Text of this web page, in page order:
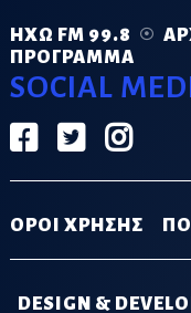
ΗΧΏ FM 99.8
ΠΡΌΓΡΑΜΜΑ
SOCIAL
ΟΡΟΙ ΧΡΗΣΗΣ
DESIGN &